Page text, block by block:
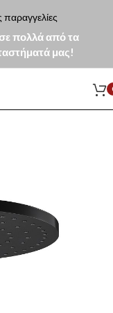
παραγγελίες
σε πολλά από τα
μας!